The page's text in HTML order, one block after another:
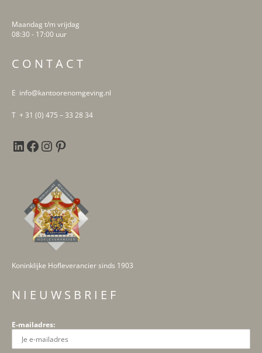
Maandag t/m vrijdag
08:30 - 17:00 uur
C O N T A C T
E info@kantoorenomgeving.nl
T + 31 (0) 475 – 33 28 34
LinkedIn
Facebook
Instagram
Pinterest
Koninklijke Hofleverancier sinds 1903
N I E U W S B R I E F
E-mailadres: